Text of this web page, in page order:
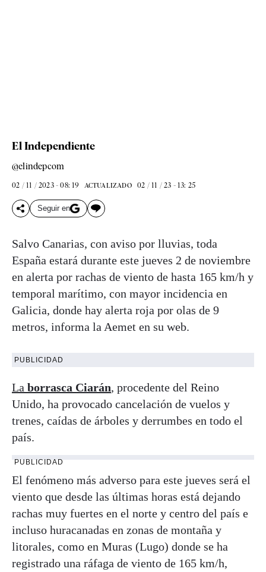
El Independiente
@elindepcom
02 / 11 / 2023 - 08: 19 ACTUALIZADO 02 / 11 / 23 - 13: 25
Seguir en
Salvo Canarias, con aviso por lluvias, toda
España estará durante este jueves 2 de noviembre
en alerta por rachas de viento de hasta 165 km/h y
temporal marítimo, con mayor incidencia en
Galicia, donde hay alerta roja por olas de 9
metros, informa la Aemet en su web.
PUBLICIDAD
La borrasca Ciarán, procedente del Reino
Unido, ha provocado cancelación de vuelos y
trenes, caídas de árboles y derrumbes en todo el
país.
PUBLICIDAD
El fenómeno más adverso para este jueves será el
viento que desde las últimas horas está dejando
rachas muy fuertes en el norte y centro del país e
incluso huracanadas en zonas de montaña y
litorales, como en Muras (Lugo) donde se ha
registrado una ráfaga de viento de 165 km/h,